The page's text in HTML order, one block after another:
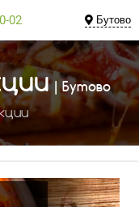
02 Бутово
| Бутово